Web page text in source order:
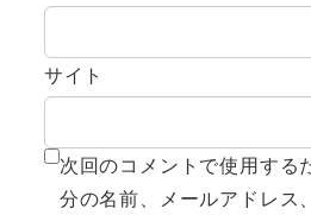
サイト
次回のコメントで使用する
分の名前、メールアドレス